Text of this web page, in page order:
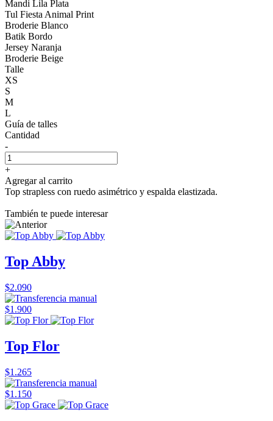
Mandi Lila Plata
Tul Fiesta Animal Print
Broderie Blanco
Batik Bordo
Jersey Naranja
Broderie Beige
Talle
XS
S
M
L
Guía de talles
Cantidad
-
+
Agregar al carrito
Top strapless con ruedo asimétrico y espalda elastizada.
También te puede interesar
Top Abby
$2.090
$1.900
Top Flor
$1.265
$1.150